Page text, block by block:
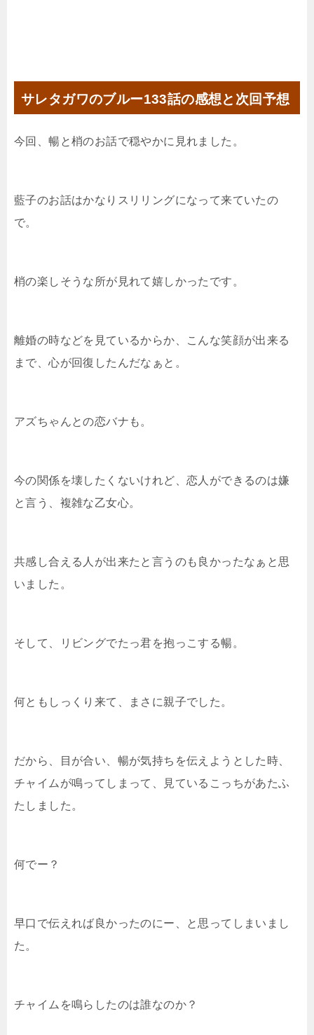
サレタガワのブルー133話の感想と次回予想
今回、暢と梢のお話で穏やかに見れました。
藍子のお話はかなりスリリングになって来ていたの
で。
梢の楽しそうな所が見れて嬉しかったです。
離婚の時などを見ているからか、こんな笑顔が出来る
まで、心が回復したんだなぁと。
アズちゃんとの恋バナも。
今の関係を壊したくないけれど、恋人ができるのは嫌
と言う、複雑な乙女心。
共感し合える人が出来たと言うのも良かったなぁと思
いました。
そして、リビングでたっ君を抱っこする暢。
何ともしっくり来て、まさに親子でした。
だから、目が合い、暢が気持ちを伝えようとした時、
チャイムが鳴ってしまって、見ているこっちがあたふ
たしました。
何でー？
早口で伝えれば良かったのにー、と思ってしまいまし
た。
チャイムを鳴らしたのは誰なのか？